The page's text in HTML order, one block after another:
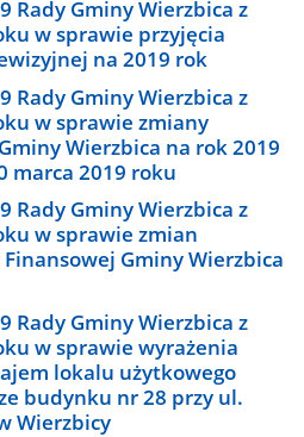
Rady Gminy Wierzbica z
w sprawie przyjęcia
na 2019 rok
Rady Gminy Wierzbica z
w sprawie zmiany
Wierzbica na rok 2019
marca 2019 roku
Rady Gminy Wierzbica z
w sprawie zmian
Gminy Wierzbica
Rady Gminy Wierzbica z
w sprawie wyrażenia
lokalu użytkowego
budynku nr 28 przy ul.
Wierzbicy